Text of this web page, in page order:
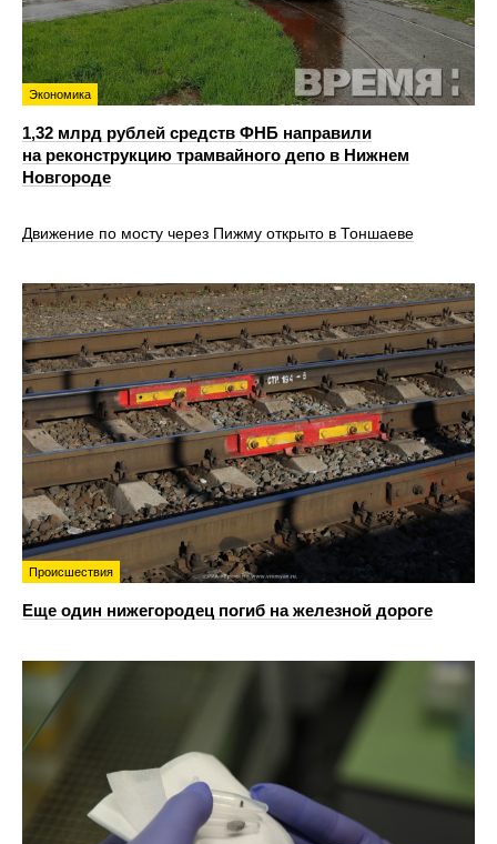
Экономика
1,32 млрд рублей средств ФНБ направили
на реконструкцию трамвайного депо в Нижнем
Новгороде
Движение по мосту через Пижму открыто в Тоншаеве
Происшествия
Еще один нижегородец погиб на железной дороге